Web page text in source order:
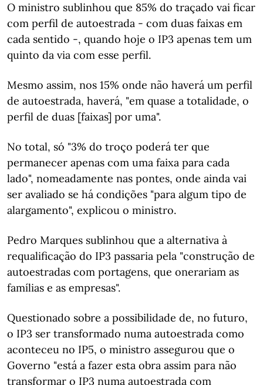
O ministro sublinhou que 85% do traçado vai ficar
com perfil de autoestrada - com duas faixas em
cada sentido -, quando hoje o IP3 apenas tem um
quinto da via com esse perfil.
Mesmo assim, nos 15% onde não haverá um perfil
de autoestrada, haverá, "em quase a totalidade, o
perfil de duas [faixas] por uma".
No total, só "3% do troço poderá ter que
permanecer apenas com uma faixa para cada
lado", nomeadamente nas pontes, onde ainda vai
ser avaliado se há condições "para algum tipo de
alargamento", explicou o ministro.
Pedro Marques sublinhou que a alternativa à
requalificação do IP3 passaria pela "construção de
autoestradas com portagens, que onerariam as
famílias e as empresas".
Questionado sobre a possibilidade de, no futuro,
o IP3 ser transformado numa autoestrada como
aconteceu no IP5, o ministro assegurou que o
Governo "está a fazer esta obra assim para não
transformar o IP3 numa autoestrada com